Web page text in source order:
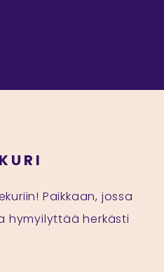
Paikkaan, jossa
hymyilyttää herkästi